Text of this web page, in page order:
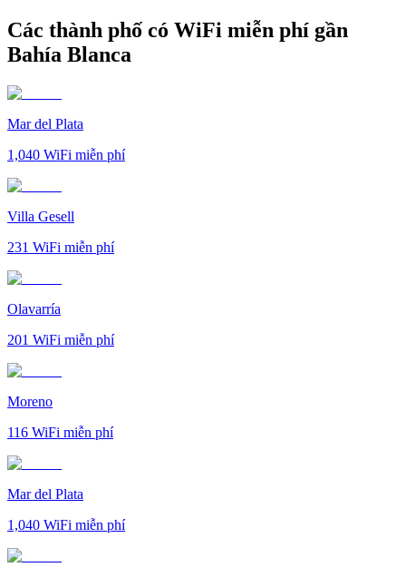
Các thành phố có WiFi miễn phí gần
Bahía Blanca
Mar del Plata
1,040 WiFi miễn phí
Villa Gesell
231 WiFi miễn phí
Olavarría
201 WiFi miễn phí
Moreno
116 WiFi miễn phí
Mar del Plata
1,040 WiFi miễn phí